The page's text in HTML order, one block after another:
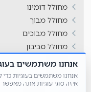
מחולל דומינו
מחולל מבוך
מחולל מבוכים
מחולל סביבון
מחולל סולמות
מחולל קובייה
מחולל קלפים
אנחנו משתמשים
אנחנו משתמשים בעוגיות
איזה סוגי עוגיות אתה